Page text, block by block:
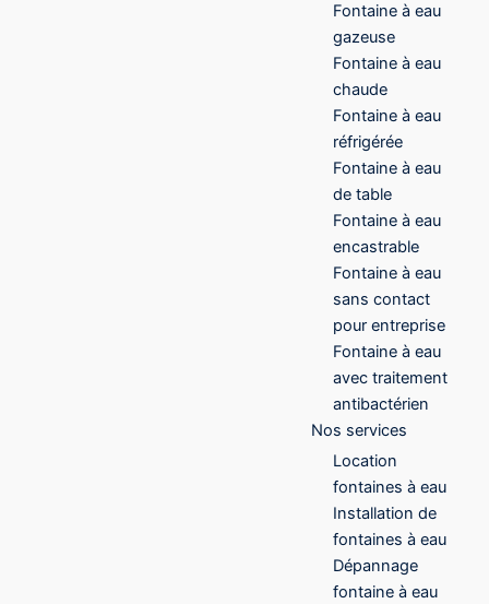
Fontaine à eau
gazeuse
Fontaine à eau
chaude
Fontaine à eau
réfrigérée
Fontaine à eau
de table
Fontaine à eau
encastrable
Fontaine à eau
sans contact
pour entreprise
Fontaine à eau
avec traitement
antibactérien
Nos services
Location
fontaines à eau
Installation de
fontaines à eau
Dépannage
fontaine à eau